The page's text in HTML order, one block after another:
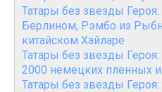
Татары без звезды
Берлином, Рэмбо из
китайском Хайларе
Татары без звезды Героя:
2000 немецких пленных
Татары без звезды